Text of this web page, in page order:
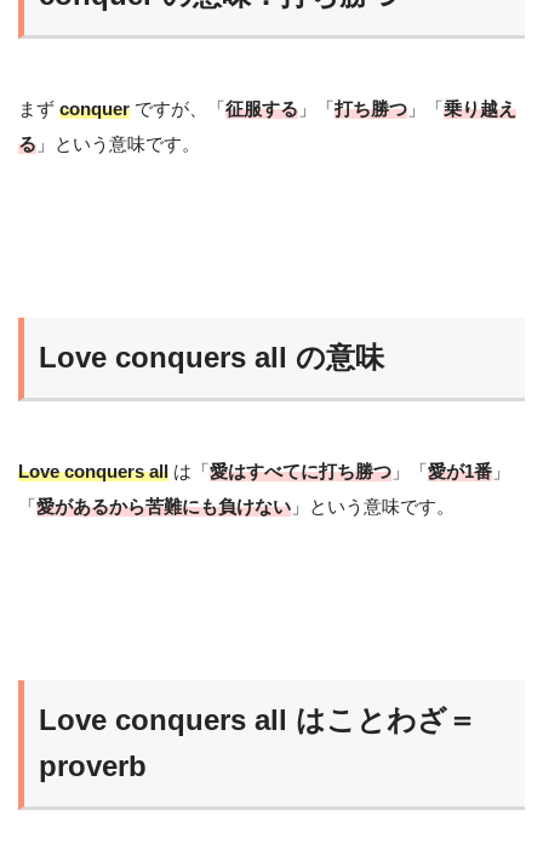
まず conquer ですが、「征服する 」「打ち勝つ 」「乗り越え
る 」という意味です。
Love conquers all の意味
Love conquers all は「愛はすべてに打ち勝つ 」「愛が1番 」
「愛があるから苦難にも負けない 」という意味です。
Love conquers all はことわざ＝
proverb